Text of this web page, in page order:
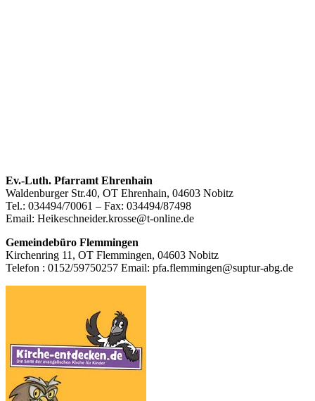
Footer
Inhalt
Ev.-Luth. Pfarramt Ehrenhain
Waldenburger Str.40, OT Ehrenhain, 04603 Nobitz
Tel.: 034494/70061 – Fax: 034494/87498
Email: Heikeschneider.krosse@t-online.de
Gemeindebüro Flemmingen
Kirchenring 11, OT Flemmingen, 04603 Nobitz
Telefon : 0152/59750257 Email: pfa.flemmingen@suptur-abg.de